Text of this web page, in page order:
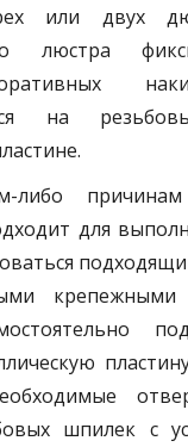
или двух
люстра
на
причинам
для
шпилек с